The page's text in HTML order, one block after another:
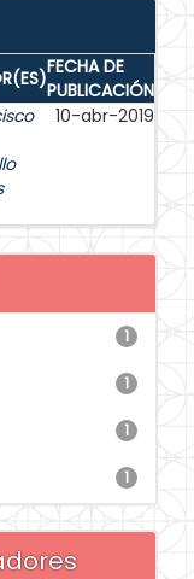
FECHA DE
PUBLICACIÓN
10-abr-2019
1
1
1
1